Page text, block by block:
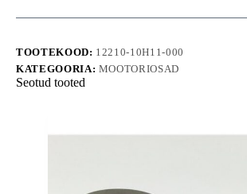
TOOTEKOOD: 12210-10H11-000
KATEGOORIA: MOOTORIOSAD
Seotud tooted